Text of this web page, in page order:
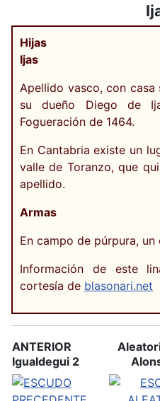
Hijas
Ijas
Apellido vasco, con
su dueño Diego de
Fogueración de 1464.
En Cantabria existe un
valle de Toranzo, que
apellido.
Armas
En campo de púrpura,
Información de este
cortesía de blasonari.net
ANTERIOR
Igualdegui 2